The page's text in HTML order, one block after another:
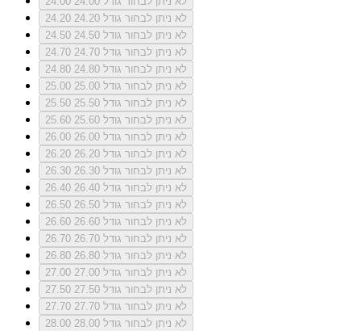
24.20
לא ניתן לבחור גודל 24.20
24.50
לא ניתן לבחור גודל 24.50
24.70
לא ניתן לבחור גודל 24.70
24.80
לא ניתן לבחור גודל 24.80
25.00
לא ניתן לבחור גודל 25.00
25.50
לא ניתן לבחור גודל 25.50
25.60
לא ניתן לבחור גודל 25.60
26.00
לא ניתן לבחור גודל 26.00
26.20
לא ניתן לבחור גודל 26.20
26.30
לא ניתן לבחור גודל 26.30
26.40
לא ניתן לבחור גודל 26.40
26.50
לא ניתן לבחור גודל 26.50
26.60
לא ניתן לבחור גודל 26.60
26.70
לא ניתן לבחור גודל 26.70
26.80
לא ניתן לבחור גודל 26.80
27.00
לא ניתן לבחור גודל 27.00
27.50
לא ניתן לבחור גודל 27.50
27.70
לא ניתן לבחור גודל 27.70
28.00
לא ניתן לבחור גודל 28.00